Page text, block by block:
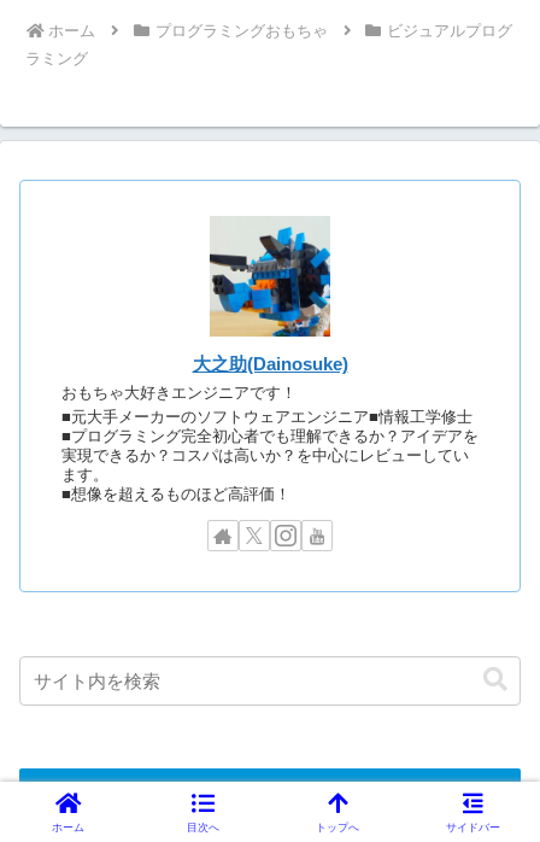
ホーム プログラミングおもちゃ
ビジュアルプログ
ラミング
大之助(Dainosuke)
おもちゃ大好きエンジニアです！
■元大手メーカーのソフトウェアエンジニア■情報工学修士
■プログラミング完全初心者でも理解できるか？アイデアを
実現できるか？コスパは高いか？を中心にレビューしてい
ます。
■想像を超えるものほど高評価！
プログラムを作る方法別
ホーム 目次へ トップへ サイドバー